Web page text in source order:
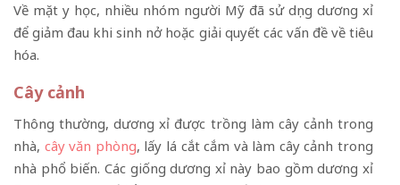
Về mặt y học, nhiều nhóm người Mỹ đã sử dụng dương xỉ
để giảm đau khi sinh nở hoặc giải quyết các vấn đề về tiêu
hóa.
Cây cảnh
Thông thường, dương xỉ được trồng làm cây cảnh trong
nhà, cây văn phòng, lấy lá cắt cắm và làm cây cảnh trong
nhà phổ biến. Các giống dương xỉ này bao gồm dương xỉ